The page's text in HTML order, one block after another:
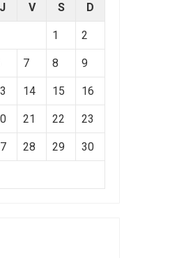
J V S D
1 2
7 8 9
14 15 16
21 22 23
28 29 30